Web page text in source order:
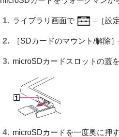
ライブラリ画面で –［設
［SDカードのマウント/解除
microSDカードスロットの蓋
microSDカードを一度奥に押す